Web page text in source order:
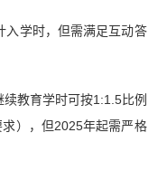
入学时，但需满足互动答
教育学时可按1:1.5比例
），但2025年起需严格